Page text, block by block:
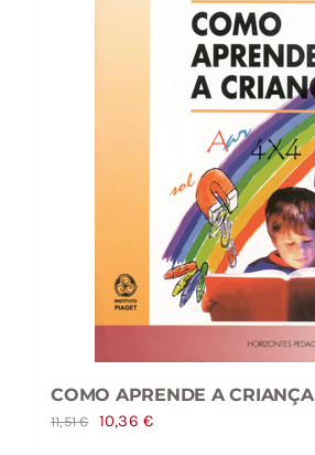
COMO APRENDE A CRIANÇA
11,51€
O
10,36€O